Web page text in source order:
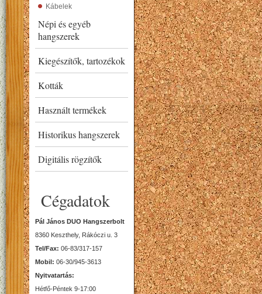
Kábelek
Népi és egyéb
hangszerek
Kiegészítők, tartozékok
Kották
Használt termékek
Historikus hangszerek
Digitális rögzítők
Cégadatok
Pál János DUO Hangszerbolt
8360 Keszthely, Rákóczi u. 3
Tel/Fax: 06-83/317-157
Mobil: 06-30/945-3613
Nyitvatartás:
Hétfő-Péntek 9-17:00